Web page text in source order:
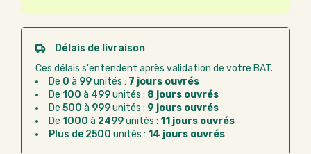
Quel que soit le mode de règlement, vous pouvez
passer commande en ligne sur Good Act.
Paiement CB :paiement sécurisé par carte
Virement bancaire :règlement sur facture
après la commande
Chorus Pro :règlement par mandat
administratif après la commande
Délais de livraison
Ces délais s'entendent après validation de votre BAT.
De 0 à 99unités : 7 jours ouvrés
De 100 à 499unités : 8 jours ouvrés
De 500 à 999unités : 9 jours ouvrés
De 1000 à 2499unités : 11 jours ouvrés
Plus de 2500 unités : 14 jours ouvrés